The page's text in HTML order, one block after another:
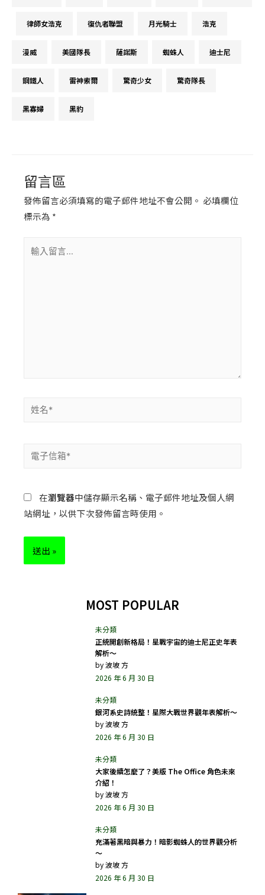
留言區
發佈留言必須填寫的電子郵件地址不會公開。 必填欄位
標示為 *
在瀏覽器中儲存顯示名稱、電子郵件地址及個人網
站網址，以供下次發佈留言時使用。
MOST POPULAR
正統開創新格局！星戰宇宙的迪士尼正史年表
解析～
by波坡 方
2026 年 6 月 30 日
銀河系史詩統整！星際大戰世界觀年表解析～
by波坡 方
2026 年 6 月 30 日
大家後續怎麼了？美版 The Office 角色未來
介紹！
by波坡 方
2026 年 6 月 30 日
充滿著黑暗與暴力！暗影蜘蛛人的世界觀分析
～
by波坡 方
2026 年 6 月 30 日